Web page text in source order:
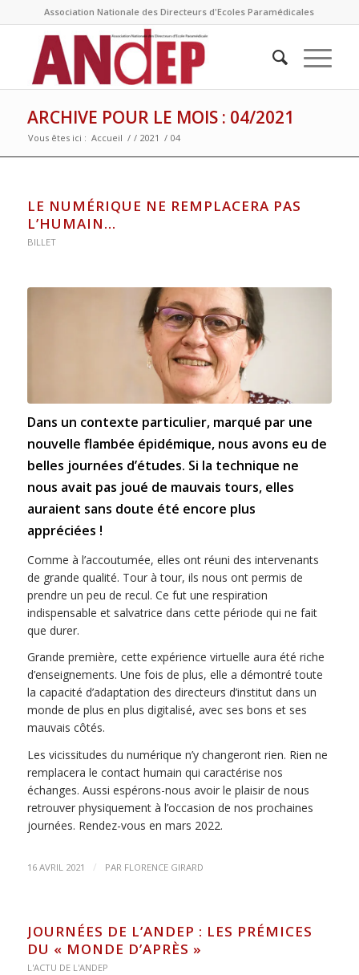
Association Nationale des Directeurs d'Ecoles Paramédicales
ARCHIVE POUR LE MOIS : 04/2021
Vous êtes ici : Accueil / / 2021 / 04
LE NUMÉRIQUE NE REMPLACERA PAS
L’HUMAIN…
BILLET
Dans un contexte particulier, marqué par une
nouvelle flambée épidémique, nous avons eu de
belles journées d’études. Si la technique ne
nous avait pas joué de mauvais tours, elles
auraient sans doute été encore plus
appréciées !
Comme à l’accoutumée, elles ont réuni des intervenants
de grande qualité. Tour à tour, ils nous ont permis de
prendre un peu de recul. Ce fut une respiration
indispensable et salvatrice dans cette période qui ne fait
que durer.
Grande première, cette expérience virtuelle aura été riche
d’enseignements. Une fois de plus, elle a démontré toute
la capacité d’adaptation des directeurs d’institut dans un
monde de plus en plus digitalisé, avec ses bons et ses
mauvais côtés.
Les vicissitudes du numérique n’y changeront rien. Rien ne
remplacera le contact humain qui caractérise nos
échanges. Aussi espérons-nous avoir le plaisir de nous
retrouver physiquement à l’occasion de nos prochaines
journées. Rendez-vous en mars 2022.
16 AVRIL 2021 / PAR FLORENCE GIRARD
JOURNÉES DE L’ANDEP : LES PRÉMICES
DU « MONDE D’APRÈS »
L'ACTU DE L'ANDEP